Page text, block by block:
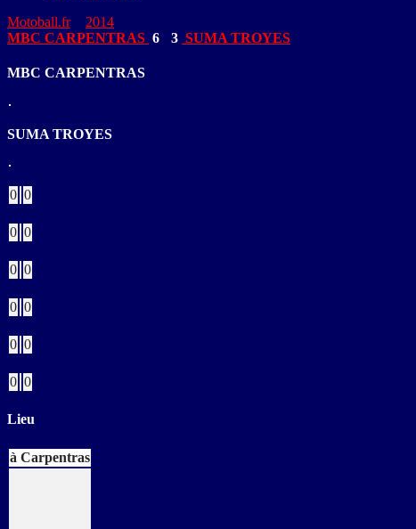
Motoball.fr> 2014
MBC CARPENTRAS 6 3 SUMA TROYES
MBC CARPENTRAS
SUMA TROYES
0 0
0 0
0 0
0 0
0 0
0 0
Lieu
à Carpentras